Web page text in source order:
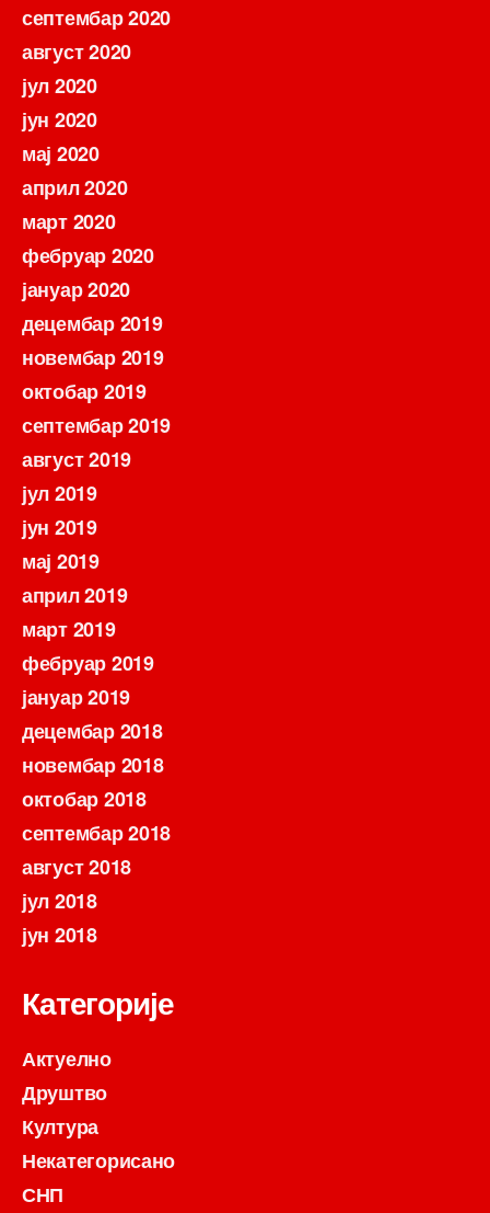
септембар 2020
август 2020
јул 2020
јун 2020
мај 2020
април 2020
март 2020
фебруар 2020
јануар 2020
децембар 2019
новембар 2019
октобар 2019
септембар 2019
август 2019
јул 2019
јун 2019
мај 2019
април 2019
март 2019
фебруар 2019
јануар 2019
децембар 2018
новембар 2018
октобар 2018
септембар 2018
август 2018
јул 2018
јун 2018
Категорије
Актуелно
Друштво
Култура
Некатегорисано
СНП